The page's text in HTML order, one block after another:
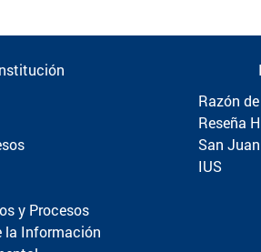
y Procesos
la Información
Razón
Reseña
San
IUS